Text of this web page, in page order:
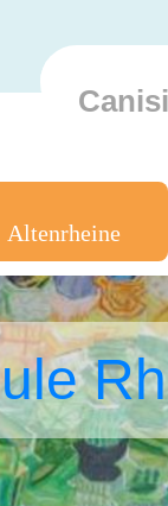
Altenrheine